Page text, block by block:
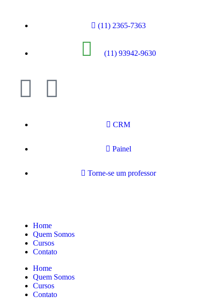
(11) 2365-7363
(11) 93942-9630
CRM
Painel
Torne-se um professor
Home
Quem Somos
Cursos
Contato
Home
Quem Somos
Cursos
Contato